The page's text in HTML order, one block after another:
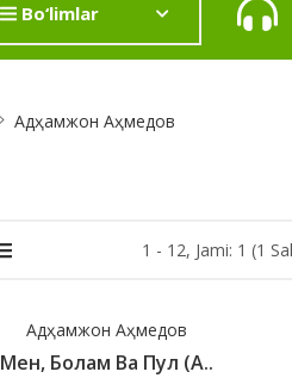
Bo‘limlar
Адҳамжон Аҳмедов
1 - 12, Jami: 1 (1
Адҳамжон Аҳмедов
Мен, Болам Ва Пул (А..